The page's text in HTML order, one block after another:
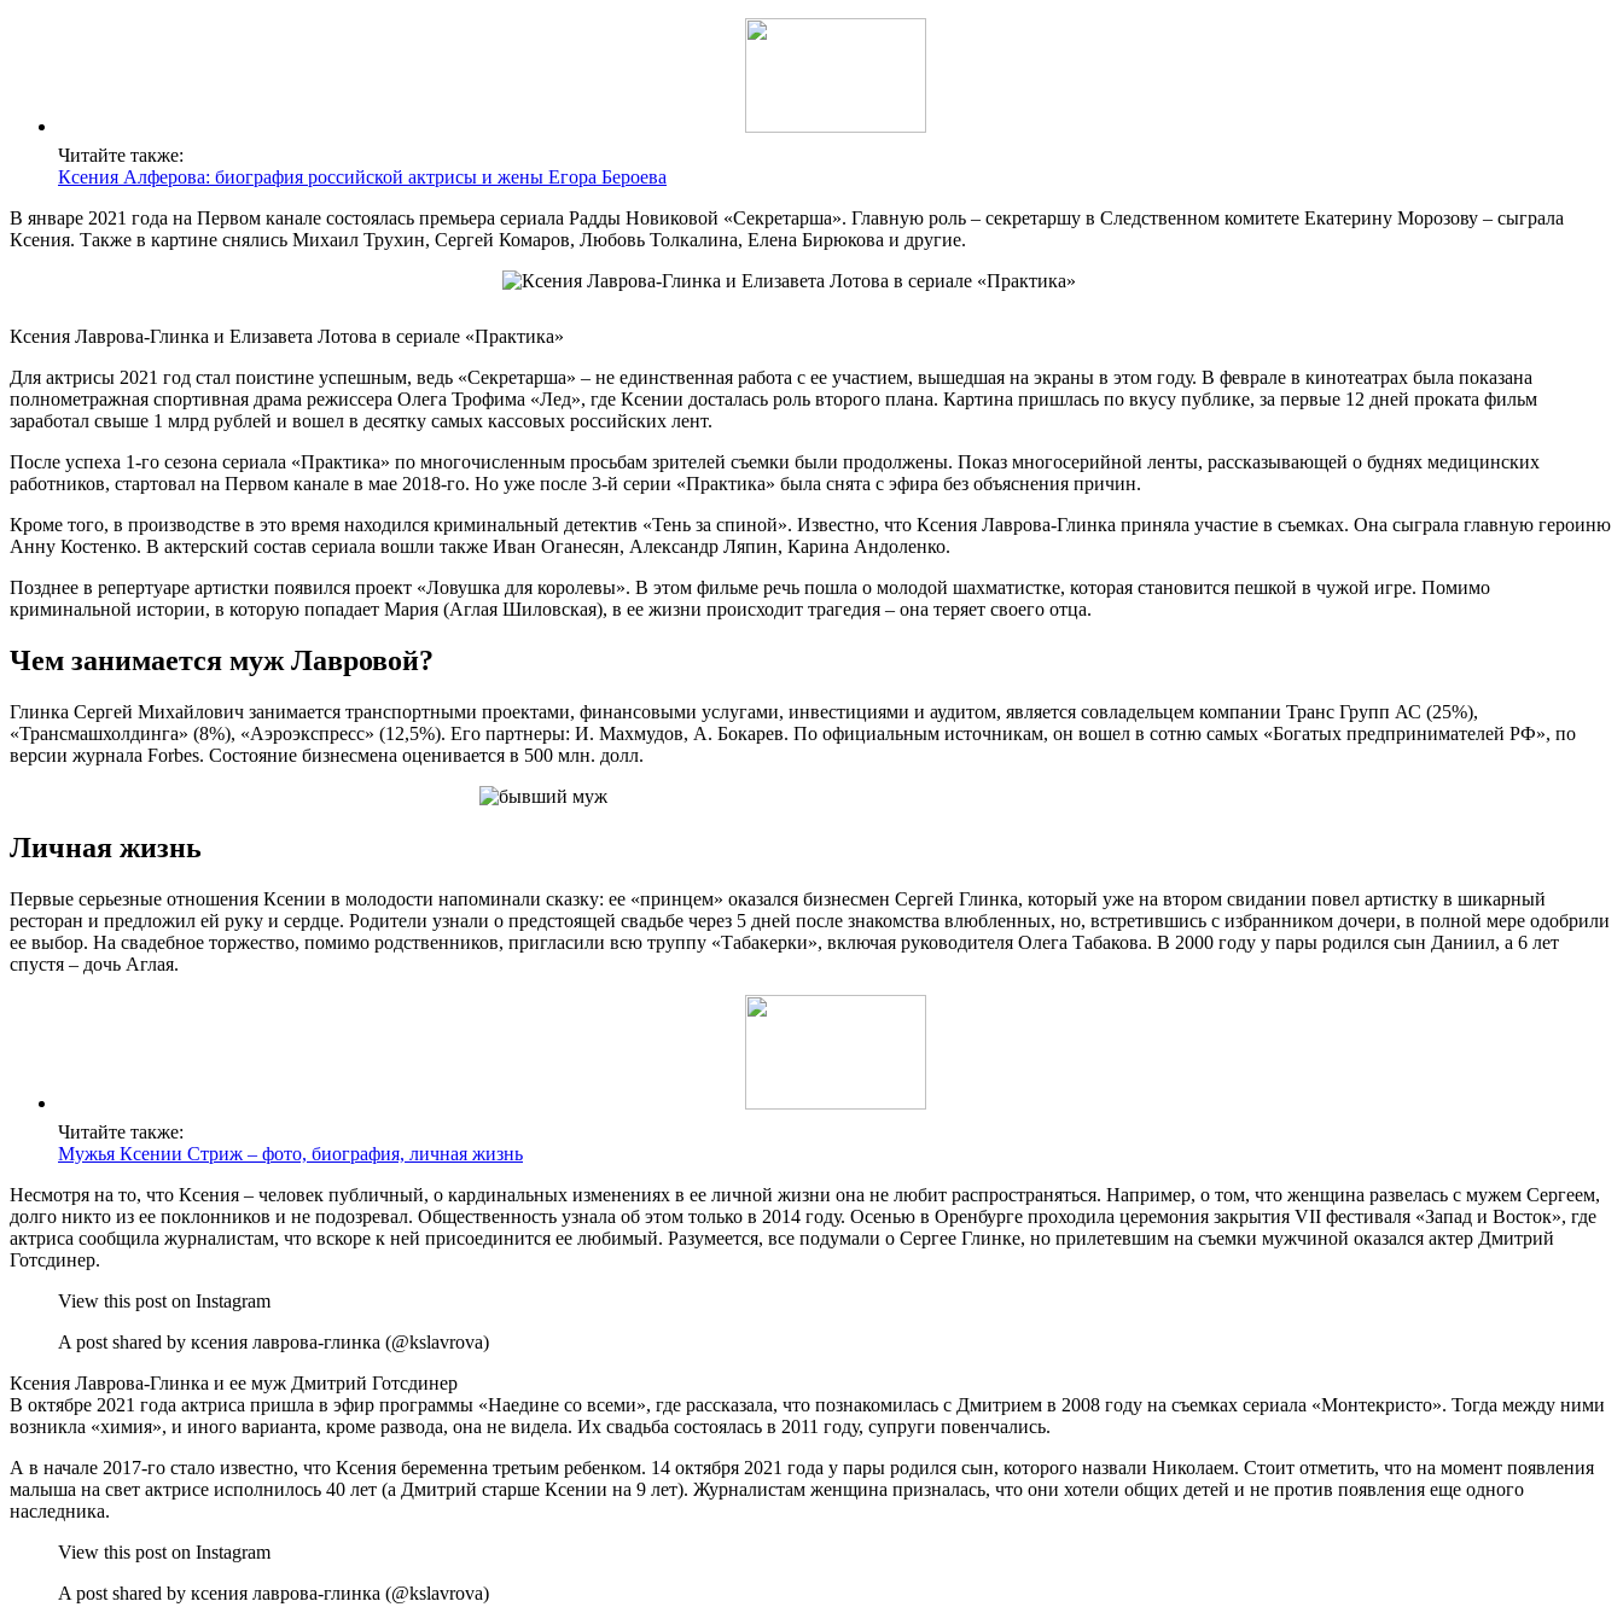
Читайте также:
Ксения Алферова: биография российской актрисы и жены Егора Бероева
В январе 2021 года на Первом канале состоялась премьера сериала Радды Новиковой «Секретарша». Главную роль – секретаршу в Следственном комитете Екатерину Морозову – сыграла
Ксения. Также в картине снялись Михаил Трухин, Сергей Комаров, Любовь Толкалина, Елена Бирюкова и другие.
Ксения Лаврова-Глинка и Елизавета Лотова в сериале «Практика»
Для актрисы 2021 год стал поистине успешным, ведь «Секретарша» – не единственная работа с ее участием, вышедшая на экраны в этом году. В феврале в кинотеатрах была показана
полнометражная спортивная драма режиссера Олега Трофима «Лед», где Ксении досталась роль второго плана. Картина пришлась по вкусу публике, за первые 12 дней проката фильм
заработал свыше 1 млрд рублей и вошел в десятку самых кассовых российских лент.
После успеха 1-го сезона сериала «Практика» по многочисленным просьбам зрителей съемки были продолжены. Показ многосерийной ленты, рассказывающей о буднях медицинских
работников, стартовал на Первом канале в мае 2018-го. Но уже после 3-й серии «Практика» была снята с эфира без объяснения причин.
Кроме того, в производстве в это время находился криминальный детектив «Тень за спиной». Известно, что Ксения Лаврова-Глинка приняла участие в съемках. Она сыграла главную героиню
Анну Костенко. В актерский состав сериала вошли также Иван Оганесян, Александр Ляпин, Карина Андоленко.
Позднее в репертуаре артистки появился проект «Ловушка для королевы». В этом фильме речь пошла о молодой шахматистке, которая становится пешкой в чужой игре. Помимо
криминальной истории, в которую попадает Мария (Аглая Шиловская), в ее жизни происходит трагедия – она теряет своего отца.
Чем занимается муж Лавровой?
Глинка Сергей Михайлович занимается транспортными проектами, финансовыми услугами, инвестициями и аудитом, является совладельцем компании Транс Групп АС (25%),
«Трансмашхолдинга» (8%), «Аэроэкспресс» (12,5%). Его партнеры: И. Махмудов, А. Бокарев. По официальным источникам, он вошел в сотню самых «Богатых предпринимателей РФ», по
версии журнала Forbes. Состояние бизнесмена оценивается в 500 млн. долл.
Личная жизнь
Первые серьезные отношения Ксении в молодости напоминали сказку: ее «принцем» оказался бизнесмен Сергей Глинка, который уже на втором свидании повел артистку в шикарный
ресторан и предложил ей руку и сердце. Родители узнали о предстоящей свадьбе через 5 дней после знакомства влюбленных, но, встретившись с избранником дочери, в полной мере одобрили
ее выбор. На свадебное торжество, помимо родственников, пригласили всю труппу «Табакерки», включая руководителя Олега Табакова. В 2000 году у пары родился сын Даниил, а 6 лет
спустя – дочь Аглая.
Читайте также:
Мужья Ксении Стриж – фото, биография, личная жизнь
Несмотря на то, что Ксения – человек публичный, о кардинальных изменениях в ее личной жизни она не любит распространяться. Например, о том, что женщина развелась с мужем Сергеем,
долго никто из ее поклонников и не подозревал. Общественность узнала об этом только в 2014 году. Осенью в Оренбурге проходила церемония закрытия VII фестиваля «Запад и Восток», где
актриса сообщила журналистам, что вскоре к ней присоединится ее любимый. Разумеется, все подумали о Сергее Глинке, но прилетевшим на съемки мужчиной оказался актер Дмитрий
Готсдинер.
View this post on Instagram
A post shared by ксения лаврова-глинка (@kslavrova)
Ксения Лаврова-Глинка и ее муж Дмитрий Готсдинер
В октябре 2021 года актриса пришла в эфир программы «Наедине со всеми», где рассказала, что познакомилась с Дмитрием в 2008 году на съемках сериала «Монтекристо». Тогда между ними
возникла «химия», и иного варианта, кроме развода, она не видела. Их свадьба состоялась в 2011 году, супруги повенчались.
А в начале 2017-го стало известно, что Ксения беременна третьим ребенком. 14 октября 2021 года у пары родился сын, которого назвали Николаем. Стоит отметить, что на момент появления
малыша на свет актрисе исполнилось 40 лет (а Дмитрий старше Ксении на 9 лет). Журналистам женщина призналась, что они хотели общих детей и не против появления еще одного
наследника.
View this post on Instagram
A post shared by ксения лаврова-глинка (@kslavrova)